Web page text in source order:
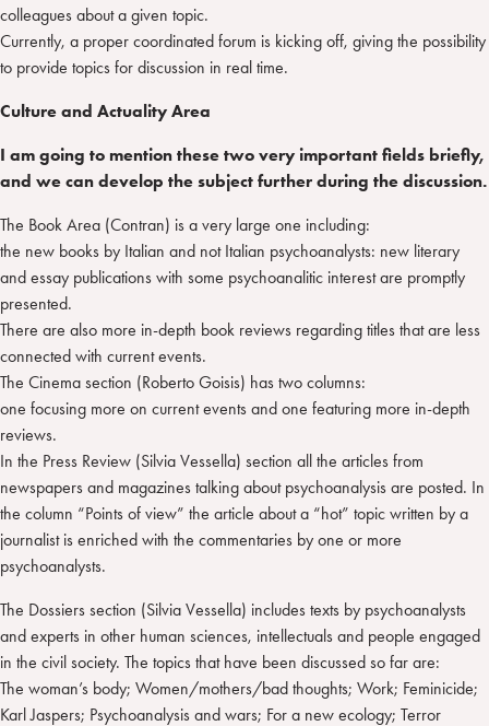
colleagues about a given topic.
Currently, a proper coordinated forum is kicking off, giving the possibility
to provide topics for discussion in real time.
Culture and Actuality Area
I am going to mention these two very important fields briefly,
and we can develop the subject further during the discussion.
The Book Area (Contran) is a very large one including:
the new books by Italian and not Italian psychoanalysts: new literary
and essay publications with some psychoanalitic interest are promptly
presented.
There are also more in-depth book reviews regarding titles that are less
connected with current events.
The Cinema section (Roberto Goisis) has two columns:
one focusing more on current events and one featuring more in-depth
reviews.
In the Press Review (Silvia Vessella) section all the articles from
newspapers and magazines talking about psychoanalysis are posted. In
the column “Points of view” the article about a “hot” topic written by a
journalist is enriched with the commentaries by one or more
psychoanalysts.
The Dossiers section (Silvia Vessella) includes texts by psychoanalysts
and experts in other human sciences, intellectuals and people engaged
in the civil society. The topics that have been discussed so far are:
The woman’s body; Women/mothers/bad thoughts; Work; Feminicide;
Karl Jaspers; Psychoanalysis and wars; For a new ecology; Terror